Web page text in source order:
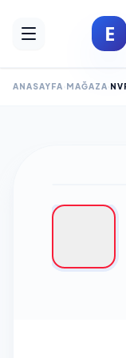
E
ANASAYFA MAĞAZA